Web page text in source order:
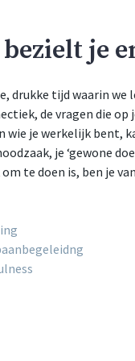
je
drukke tijd waarin
de vragen die
wie je werkelijk bent,
je ‘gewone
te doen is, ben je